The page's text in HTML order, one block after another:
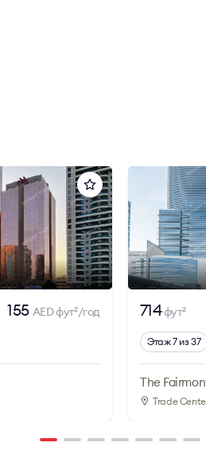
155 AED фут2/год 714фут2
Этаж 7 из 37
The
Trade